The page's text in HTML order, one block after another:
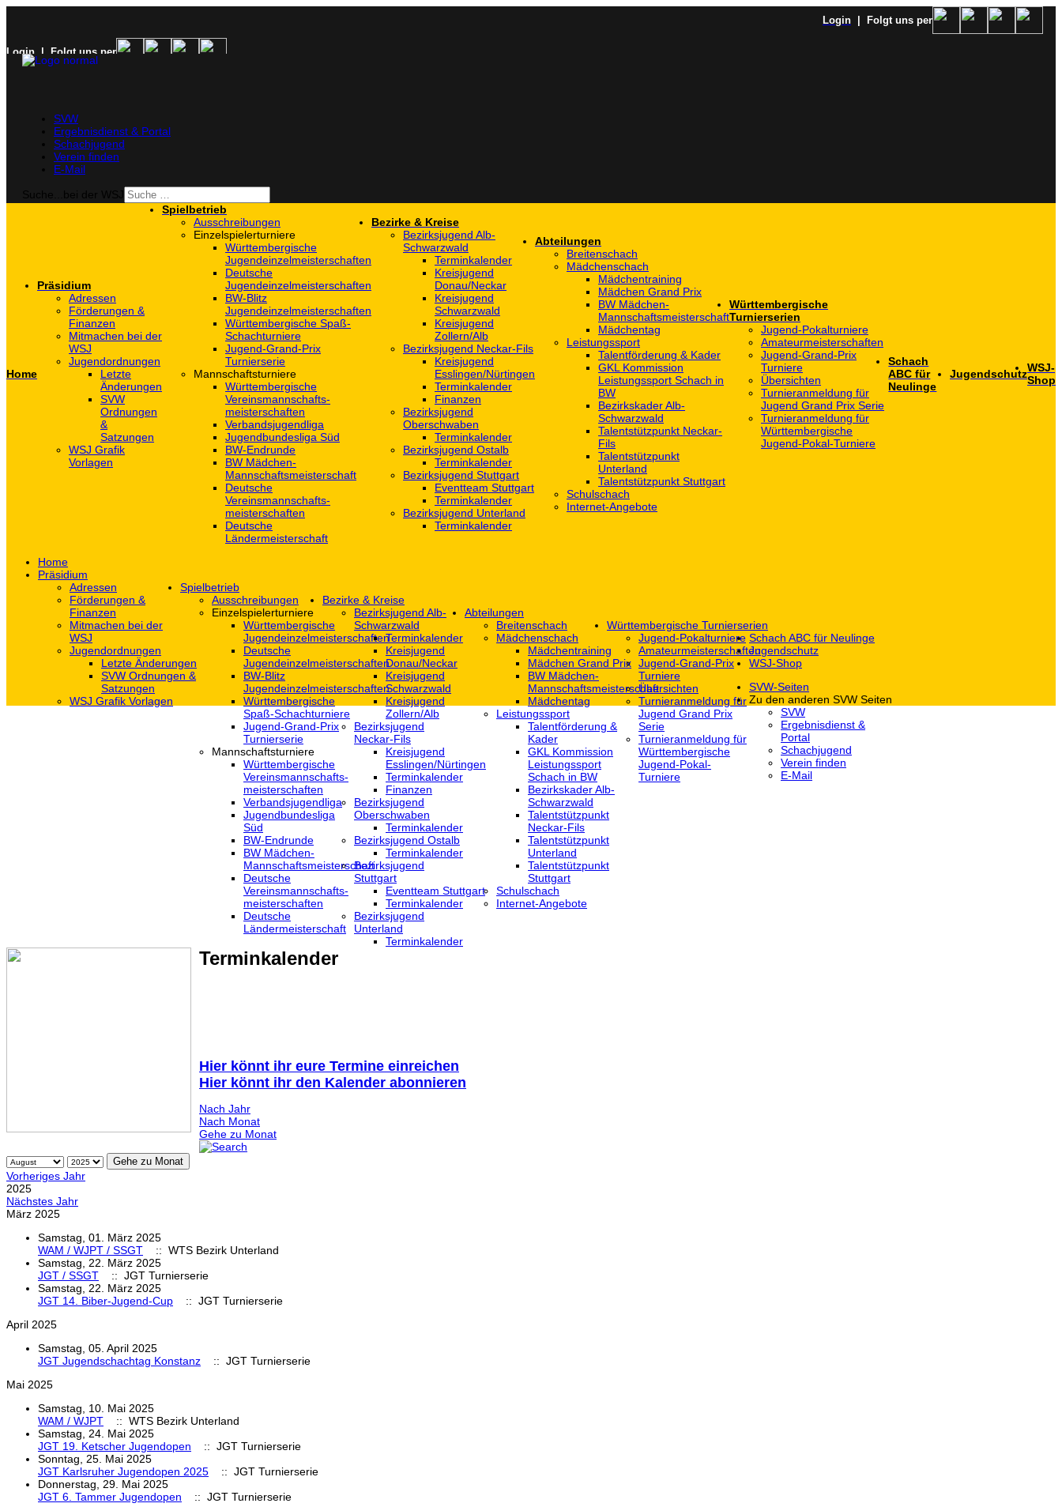
Login | Folgt uns per
Login | Folgt uns per
SVW
Ergebnisdienst & Portal
Schachjugend
Verein finden
E-Mail
Home
Präsidium
Adressen
Förderungen &
Finanzen
Mitmachen bei der
WSJ
Jugendordnungen
Letzte
Änderungen
SVW
Ordnungen
&
Satzungen
WSJ Grafik
Vorlagen
Spielbetrieb
Ausschreibungen
Einzelspielerturniere
Württembergische
Jugendeinzelmeisterschaften
Deutsche
Jugendeinzelmeisterschaften
BW-Blitz
Jugendeinzelmeisterschaften
Württembergische Spaß-
Schachturniere
Jugend-Grand-Prix
Turnierserie
Mannschaftsturniere
Württembergische
Vereinsmannschafts-
meisterschaften
Verbandsjugendliga
Jugendbundesliga Süd
BW-Endrunde
BW Mädchen-
Mannschaftsmeisterschaft
Deutsche
Vereinsmannschafts-
meisterschaften
Deutsche
Ländermeisterschaft
Bezirke & Kreise
Bezirksjugend Alb-
Schwarzwald
Terminkalender
Kreisjugend
Donau/Neckar
Kreisjugend
Schwarzwald
Kreisjugend
Zollern/Alb
Bezirksjugend Neckar-Fils
Kreisjugend
‎Esslingen/Nürtingen
Terminkalender
Finanzen
Bezirksjugend
Oberschwaben
Terminkalender
Bezirksjugend Ostalb
Terminkalender
Bezirksjugend Stuttgart
‎Eventteam Stuttgart
Terminkalender
Bezirksjugend Unterland
Terminkalender
Abteilungen
Breitenschach
Mädchenschach
Mädchentraining
Mädchen Grand Prix
BW Mädchen-
Mannschaftsmeisterschaft
Mädchentag
Leistungssport
Talentförderung & Kader
GKL Kommission
Leistungssport Schach in
BW
Bezirkskader Alb-
Schwarzwald
Talentstützpunkt Neckar-
Fils
Talentstützpunkt
Unterland
Talentstützpunkt Stuttgart
Schulschach
Internet-Angebote
Württembergische
Turnierserien
Jugend-Pokalturniere
Amateurmeisterschaften
Jugend-Grand-Prix
Turniere
Übersichten
Turnieranmeldung für
Jugend Grand Prix Serie
Turnieranmeldung für
Württembergische
Jugend-Pokal-Turniere
Schach
ABC für
Neulinge
JugendschutzWSJ-
Shop
Home
Präsidium
Adressen
Förderungen &
Finanzen
Mitmachen bei der
WSJ
Jugendordnungen
Letzte Änderungen
SVW Ordnungen &
Satzungen
WSJ Grafik Vorlagen
Spielbetrieb
Ausschreibungen
Einzelspielerturniere
Württembergische
Jugendeinzelmeisterschaften
Deutsche
Jugendeinzelmeisterschaften
BW-Blitz
Jugendeinzelmeisterschaften
Württembergische
Spaß-Schachturniere
Jugend-Grand-Prix
Turnierserie
Mannschaftsturniere
Württembergische
Vereinsmannschafts-
meisterschaften
Verbandsjugendliga
Jugendbundesliga
Süd
BW-Endrunde
BW Mädchen-
Mannschaftsmeisterschaft
Deutsche
Vereinsmannschafts-
meisterschaften
Deutsche
Ländermeisterschaft
Bezirke & Kreise
Bezirksjugend Alb-
Schwarzwald
Terminkalender
Kreisjugend
Donau/Neckar
Kreisjugend
Schwarzwald
Kreisjugend
Zollern/Alb
Bezirksjugend
Neckar-Fils
Kreisjugend
‎Esslingen/Nürtingen
Terminkalender
Finanzen
Bezirksjugend
Oberschwaben
Terminkalender
Bezirksjugend Ostalb
Terminkalender
Bezirksjugend
Stuttgart
‎Eventteam Stuttgart
Terminkalender
Bezirksjugend
Unterland
Terminkalender
Abteilungen
Breitenschach
Mädchenschach
Mädchentraining
Mädchen Grand Prix
BW Mädchen-
Mannschaftsmeisterschaft
Mädchentag
Leistungssport
Talentförderung &
Kader
GKL Kommission
Leistungssport
Schach in BW
Bezirkskader Alb-
Schwarzwald
Talentstützpunkt
Neckar-Fils
Talentstützpunkt
Unterland
Talentstützpunkt
Stuttgart
Schulschach
Internet-Angebote
Württembergische Turnierserien
Jugend-Pokalturniere
Amateurmeisterschaften
Jugend-Grand-Prix
Turniere
Übersichten
Turnieranmeldung für
Jugend Grand Prix
Serie
Turnieranmeldung für
Württembergische
Jugend-Pokal-
Turniere
Schach ABC für Neulinge
Jugendschutz
WSJ-Shop
SVW-Seiten
Zu den anderen SVW Seiten
SVW
Ergebnisdienst &
Portal
Schachjugend
Verein finden
E-Mail
Terminkalender
Hier könnt ihr eure Termine einreichen
Hier könnt ihr den Kalender abonnieren
Nach Jahr
Nach Monat
Gehe zu Monat
Gehe zu Monat
Vorheriges Jahr
2025
Nächstes Jahr
März 2025
Samstag, 01. März 2025
WAM / WJPT / SSGT
:: WTS Bezirk Unterland
Samstag, 22. März 2025
JGT / SSGT
:: JGT Turnierserie
Samstag, 22. März 2025
JGT 14. Biber-Jugend-Cup
:: JGT Turnierserie
April 2025
Samstag, 05. April 2025
JGT Jugendschachtag Konstanz
:: JGT Turnierserie
Mai 2025
Samstag, 10. Mai 2025
WAM / WJPT
:: WTS Bezirk Unterland
Samstag, 24. Mai 2025
JGT 19. Ketscher Jugendopen
:: JGT Turnierserie
Sonntag, 25. Mai 2025
JGT Karlsruher Jugendopen 2025
:: JGT Turnierserie
Donnerstag, 29. Mai 2025
JGT 6. Tammer Jugendopen
:: JGT Turnierserie